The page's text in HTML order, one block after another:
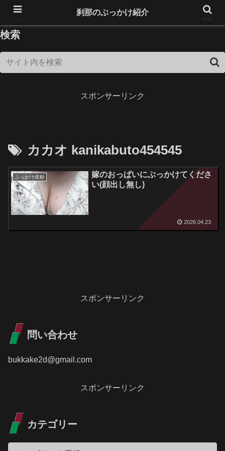
18歳未満は閲覧できません！
検索
スポンサーリンク
カカオ kanikabuto454545
ぶっかけ依頼
嫁のおっぱいにぶっかけてくださ
い(顔出し無し)
2026.04.23
スポンサーリンク
問い合わせ
bukkake2d@gmail.com
スポンサーリンク
カテゴリー
刹那のぶっかけ紹介